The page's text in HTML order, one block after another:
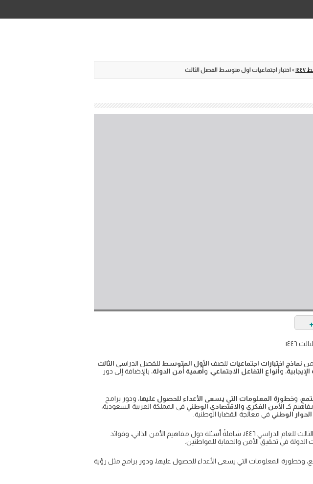
» اختبار اجتماعيات اول متوسط الفصل الثالث
+
١٤٤٦
من نماذج اختبارات اجتماعيات للصف الأول المتوسط للفصل الدراسي الثالث
، وأنواع التفاعل الاجتماعي، وأهمية أمن الدولة، بالإضافة إلى دور
، وخطورة المعلومات التي يسعى الأعداء للحصول عليها، ودور برامج
كـ الأمن الفكري والاقتصادي الوطني في المملكة العربية السعودية،
الوطني في معالجة القضايا الوطنية.
يتضمن هذا النص نماذج اختبارات لمادة الاجتماعيات للصف الأول المتوسط الفصل الدراسي الثالث للعام الدراسي ١٤٤٦، شاملةً أسئلة حول مفاهيم الأمن الذاتي، وفوائد
الدولة في تحقيق الأمن والحماية للمواطنين.
وخطورة المعلومات التي يسعى الأعداء للحصول عليها، ودور برامج مثل رؤية